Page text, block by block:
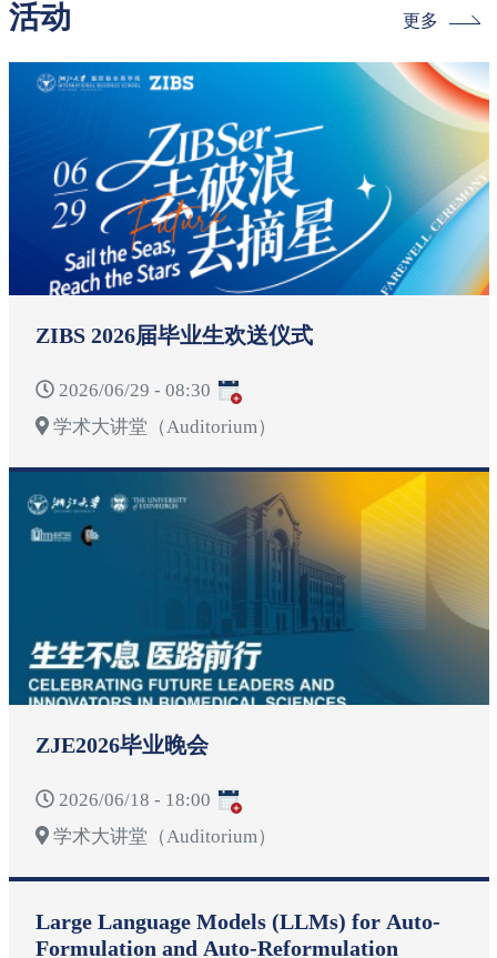
活动 更多
ZIBS 2026届毕业生欢送仪式
2026/06/29 - 08:30
学术大讲堂（Auditorium）
ZJE2026毕业晚会
2026/06/18 - 18:00
学术大讲堂（Auditorium）
Large Language Models (LLMs) for Auto-
Formulation and Auto-Reformulation